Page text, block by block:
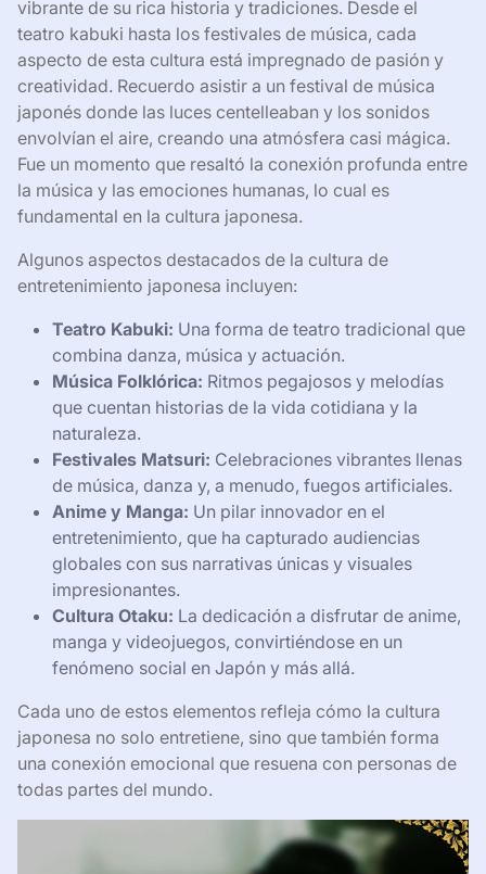
vibrante de su rica historia y tradiciones. Desde el
teatro kabuki hasta los festivales de música, cada
aspecto de esta cultura está impregnado de pasión y
creatividad. Recuerdo asistir a un festival de música
japonés donde las luces centelleaban y los sonidos
envolvían el aire, creando una atmósfera casi mágica.
Fue un momento que resaltó la conexión profunda entre
la música y las emociones humanas, lo cual es
fundamental en la cultura japonesa.
Algunos aspectos destacados de la cultura de
entretenimiento japonesa incluyen:
Teatro Kabuki: Una forma de teatro tradicional que
combina danza, música y actuación.
Música Folklórica: Ritmos pegajosos y melodías
que cuentan historias de la vida cotidiana y la
naturaleza.
Festivales Matsuri: Celebraciones vibrantes llenas
de música, danza y, a menudo, fuegos artificiales.
Anime y Manga: Un pilar innovador en el
entretenimiento, que ha capturado audiencias
globales con sus narrativas únicas y visuales
impresionantes.
Cultura Otaku: La dedicación a disfrutar de anime,
manga y videojuegos, convirtiéndose en un
fenómeno social en Japón y más allá.
Cada uno de estos elementos refleja cómo la cultura
japonesa no solo entretiene, sino que también forma
una conexión emocional que resuena con personas de
todas partes del mundo.